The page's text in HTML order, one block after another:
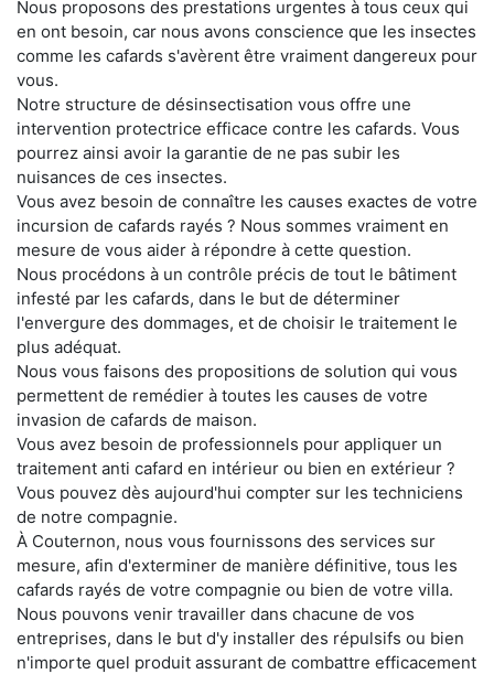
Nous proposons des prestations urgentes à tous ceux qui
en ont besoin, car nous avons conscience que les insectes
comme les cafards s'avèrent être vraiment dangereux pour
vous.
Notre structure de désinsectisation vous offre une
intervention protectrice efficace contre les cafards. Vous
pourrez ainsi avoir la garantie de ne pas subir les
nuisances de ces insectes.
Vous avez besoin de connaître les causes exactes de votre
incursion de cafards rayés ? Nous sommes vraiment en
mesure de vous aider à répondre à cette question.
Nous procédons à un contrôle précis de tout le bâtiment
infesté par les cafards, dans le but de déterminer
l'envergure des dommages, et de choisir le traitement le
plus adéquat.
Nous vous faisons des propositions de solution qui vous
permettent de remédier à toutes les causes de votre
invasion de cafards de maison.
Vous avez besoin de professionnels pour appliquer un
traitement anti cafard en intérieur ou bien en extérieur ?
Vous pouvez dès aujourd'hui compter sur les techniciens
de notre compagnie.
À Couternon, nous vous fournissons des services sur
mesure, afin d'exterminer de manière définitive, tous les
cafards rayés de votre compagnie ou bien de votre villa.
Nous pouvons venir travailler dans chacune de vos
entreprises, dans le but d'y installer des répulsifs ou bien
n'importe quel produit assurant de combattre efficacement